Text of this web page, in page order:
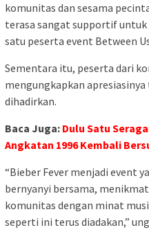
komunitas dan sesama
terasa sangat supportif untuk
satu peserta event Between
Sementara itu, peserta dari
mengungkapkan
dihadirkan.
Baca Juga: Dulu Satu
Angkatan 1996 Kembali
“Bieber Fever menjadi event
bernyanyi bersama,
komunitas dengan minat
seperti ini terus diadakan,”